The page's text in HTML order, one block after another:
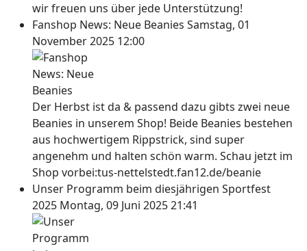
wir freuen uns über jede Unterstützung!
Fanshop News: Neue Beanies Samstag, 01
November 2025 12:00
Der Herbst ist da & passend dazu gibts zwei neue
Beanies in unserem Shop! Beide Beanies bestehen
aus hochwertigem Rippstrick, sind super
angenehm und halten schön warm. Schau jetzt im
Shop vorbei:tus-nettelstedt.fan12.de/beanie
Unser Programm beim diesjährigen Sportfest
2025 Montag, 09 Juni 2025 21:41